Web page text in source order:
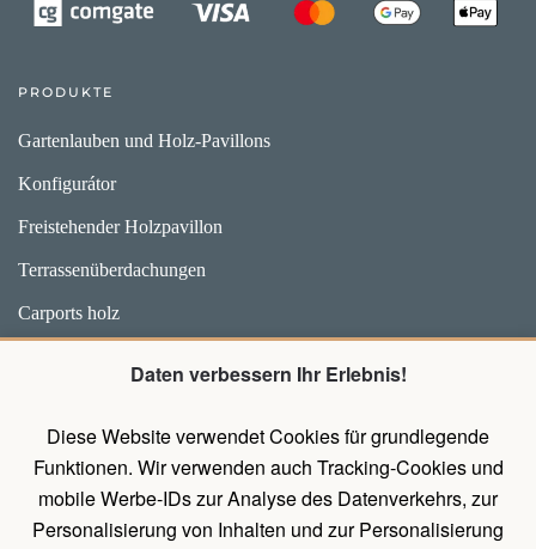
Daten verbessern Ihr Erlebnis!
Diese Website verwendet Cookies für grundlegende
Funktionen. Wir verwenden auch Tracking-Cookies und
mobile Werbe-IDs zur Analyse des Datenverkehrs, zur
Personalisierung von Inhalten und zur Personalisierung
PRODUKTE
Gartenlauben und Holz-Pavillons
Konfigurátor
Freistehender Holzpavillon
Terrassenüberdachungen
Carports holz
Pavillons mit Wänden